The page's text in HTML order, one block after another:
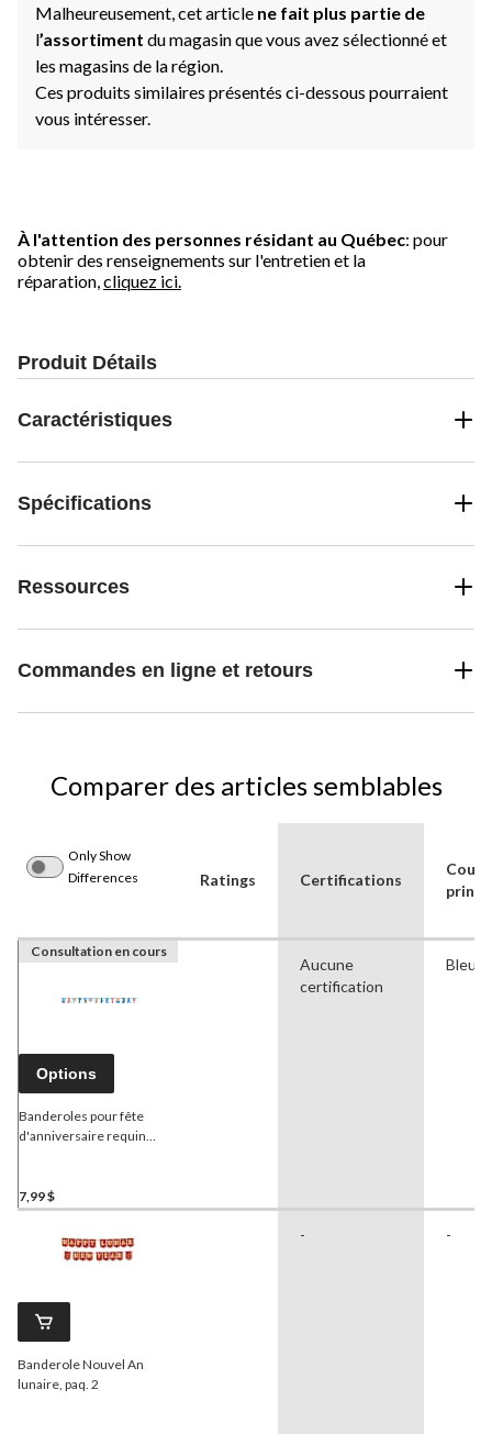
Malheureusement, cet article ne fait plus partie de
l’assortiment du magasin que vous avez sélectionné et
les magasins de la région.
Ces produits similaires présentés ci-dessous pourraient
vous intéresser.
À l'attention des personnes résidant au Québec: pour
obtenir des renseignements sur l'entretien et la
réparation, cliquez ici.
Produit Détails
Caractéristiques
Spécifications
Ressources
Commandes en ligne et retours
Comparer des articles semblables
Only Show
Differences
Ratings Certifications
Consultation en cours
Options
Banderoles pour fête
d'anniversaire requin
7,99 $
Aucune
certification
Bleu
Banderole Nouvel An
lunaire, paq. 2
- -